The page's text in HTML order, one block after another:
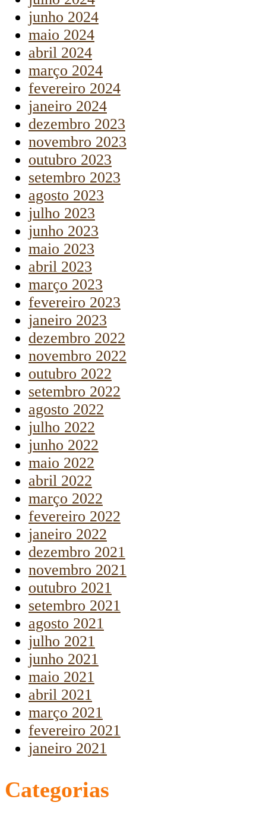
junho 2024
maio 2024
abril 2024
março 2024
fevereiro 2024
janeiro 2024
dezembro 2023
novembro 2023
outubro 2023
setembro 2023
agosto 2023
julho 2023
junho 2023
maio 2023
abril 2023
março 2023
fevereiro 2023
janeiro 2023
dezembro 2022
novembro 2022
outubro 2022
setembro 2022
agosto 2022
julho 2022
junho 2022
maio 2022
abril 2022
março 2022
fevereiro 2022
janeiro 2022
dezembro 2021
novembro 2021
outubro 2021
setembro 2021
agosto 2021
julho 2021
junho 2021
maio 2021
abril 2021
março 2021
fevereiro 2021
janeiro 2021
Categorias